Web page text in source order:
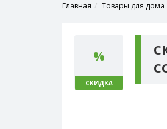
Главная Товары для дома
%
СКИДКА